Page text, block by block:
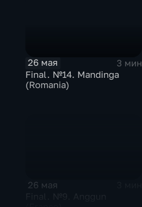
26 мая
3 мин
Final. №14. Mandinga
(Romania)
26 мая